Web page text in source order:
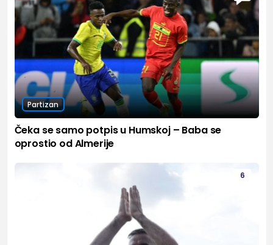
Partizan
Čeka se samo potpis u Humskoj – Baba se
oprostio od Almerije
6